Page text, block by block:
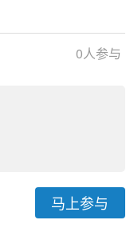
0人参与
马上参与